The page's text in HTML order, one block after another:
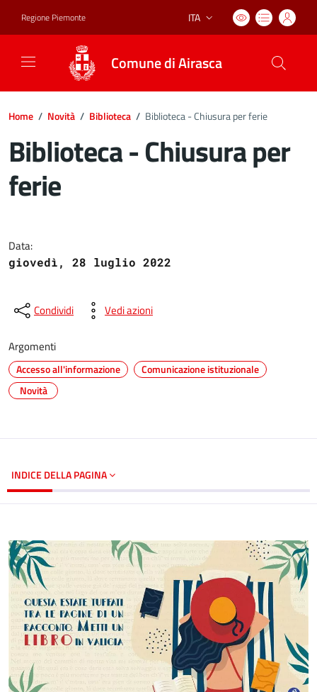
Regione Piemonte Lingua attiva:
ITA
Comune di Airasca
Home / Novità / Biblioteca / Biblioteca - Chiusura per ferie
Biblioteca - Chiusura per
ferie
Data:
giovedì, 28 luglio 2022
Condividi Vedi azioni
Argomenti
Accesso all'informazione
Comunicazione istituzionale
Novità
INDICE DELLA PAGINA